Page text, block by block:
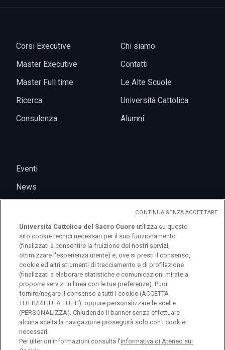
Corsi Executive
Master Executive
Master Full time
Ricerca
Consulenza
Chi siamo
Contatti
Le Alte Scuole
Università Cattolica
Alumni
Eventi
News
logo UC
© Università Cattolica del Sacro Cuore Largo A.
Gemelli 1, 20123 Milano PI 02133120150
Università Cattolica del Sacro Cuore utilizza su questo
sito cookie tecnici necessari per il suo funzionamento
(finalizzati a consentire la fruizione dei nostri servizi,
ottimizzare l'esperienza utente) e, ove si presti il consenso,
cookie ed altri strumenti di tracciamento e di profilazione
(finalizzati a elaborare statistiche e comunicazioni mirate a
proporre servizi in linea con le tue preferenze). Puoi
fornire/negare il consenso a tutti i cookie (ACCETTA
TUTTI/RIFIUTA TUTTI), oppure personalizzare le scelte
(PERSONALIZZA). Chiudendo il banner senza effettuare
alcuna scelta la navigazione proseguirà solo con i cookie
necessari.
Per ulteriori informazioni consulta l'informativa di Ateneo sui
CONTINUA SENZA ACCETTARE